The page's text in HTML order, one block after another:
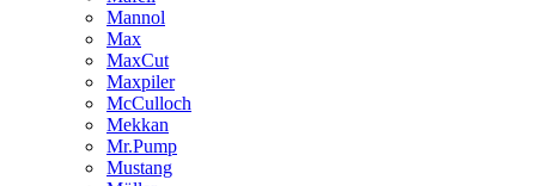
Mannol
Max
MaxCut
Maxpiler
McCulloch
Mekkan
Mr.Pump
Mustang